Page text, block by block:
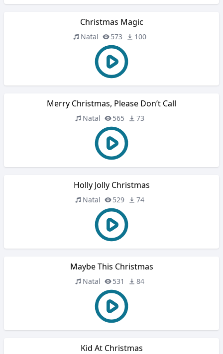
Christmas Magic
Natal 573 100
Merry Christmas, Please Don’t Call
Natal 565 73
Holly Jolly Christmas
Natal 529 74
Maybe This Christmas
Natal 531 84
Kid At Christmas